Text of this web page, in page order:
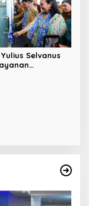
Selvanus